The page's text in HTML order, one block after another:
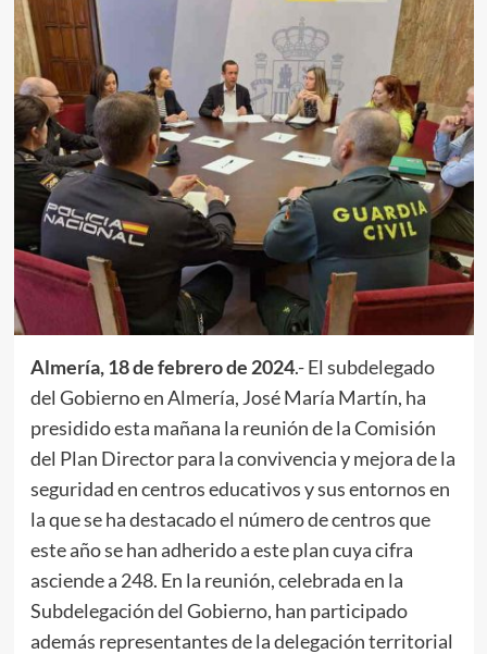
Almería, 18 de febrero de 2024.- El subdelegado
del Gobierno en Almería, José María Martín, ha
presidido esta mañana la reunión de la Comisión
del Plan Director para la convivencia y mejora de la
seguridad en centros educativos y sus entornos en
la que se ha destacado el número de centros que
este año se han adherido a este plan cuya cifra
asciende a 248. En la reunión, celebrada en la
Subdelegación del Gobierno, han participado
además representantes de la delegación territorial